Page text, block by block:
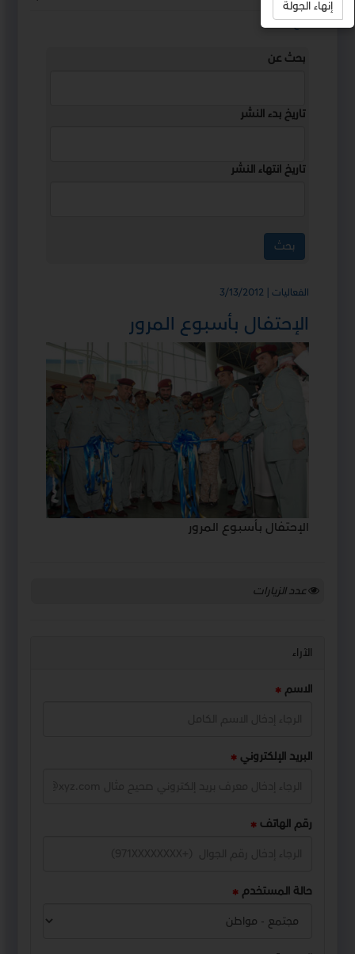
استمع
بحث عن
تاريخ بدء النشر
تاريخ انتهاء النشر
الفعاليات | 3/13/2012
الإحتفال بأسبوع المرور
الإحتفال بأسبوع المرور
عدد الزيارات
الآراء
الاسم
البريد الإلكتروني
رقم الهاتف
حالة المستخدم
إنهاء الجولة